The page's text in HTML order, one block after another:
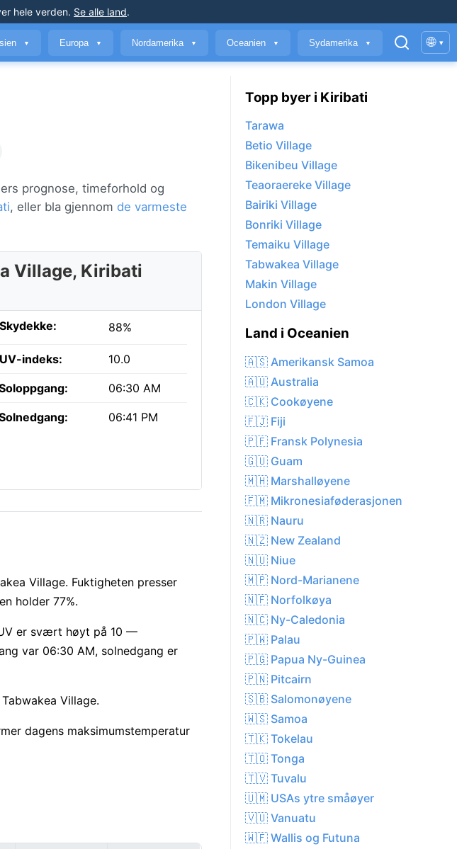
hele verden. Se alle land.
▼ Europa ▼ Nordamerika ▼ Oceanien ▼ Sydamerika ▼ 🌐 ▾
prognose, timeforhold og
, eller bla gjennom de varmeste
Village, Kiribati
Skydekke: 88%
UV-indeks: 10.0
06:30 AM
06:41 PM
Village. Fuktigheten presser
holder 77%.
er svært høyt på 10 —
var 06:30 AM, solnedgang er
Village.
dagens maksimumstemperatur
Topp byer i Kiribati
Tarawa
Betio Village
Bikenibeu Village
Teaoraereke Village
Bairiki Village
Bonriki Village
Temaiku Village
Tabwakea Village
Makin Village
London Village
Land i Oceanien
🇦🇸 Amerikansk Samoa
🇦🇺 Australia
🇨🇰 Cookøyene
🇫🇯 Fiji
🇵🇫 Fransk Polynesia
🇬🇺 Guam
🇲🇭 Marshalløyene
🇫🇲 Mikronesiaføderasjonen
🇳🇷 Nauru
🇳🇿 New Zealand
🇳🇺 Niue
🇲🇵 Nord-Marianene
🇳🇫 Norfolkøya
🇳🇨 Ny-Caledonia
🇵🇼 Palau
🇵🇬 Papua Ny-Guinea
🇵🇳 Pitcairn
🇸🇧 Salomonøyene
🇼🇸 Samoa
🇹🇰 Tokelau
🇹🇴 Tonga
🇹🇻 Tuvalu
🇺🇲 USAs ytre småøyer
🇻🇺 Vanuatu
🇼🇫 Wallis og Futuna